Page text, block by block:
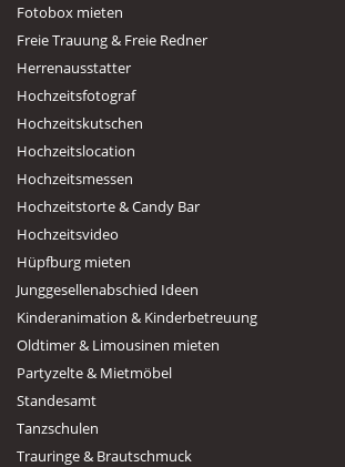
Fotobox mieten
Freie Trauung & Freie Redner
Herrenausstatter
Hochzeitsfotograf
Hochzeitskutschen
Hochzeitslocation
Hochzeitsmessen
Hochzeitstorte & Candy Bar
Hochzeitsvideo
Hüpfburg mieten
Junggesellenabschied Ideen
Kinderanimation & Kinderbetreuung
Oldtimer & Limousinen mieten
Partyzelte & Mietmöbel
Standesamt
Tanzschulen
Trauringe & Brautschmuck